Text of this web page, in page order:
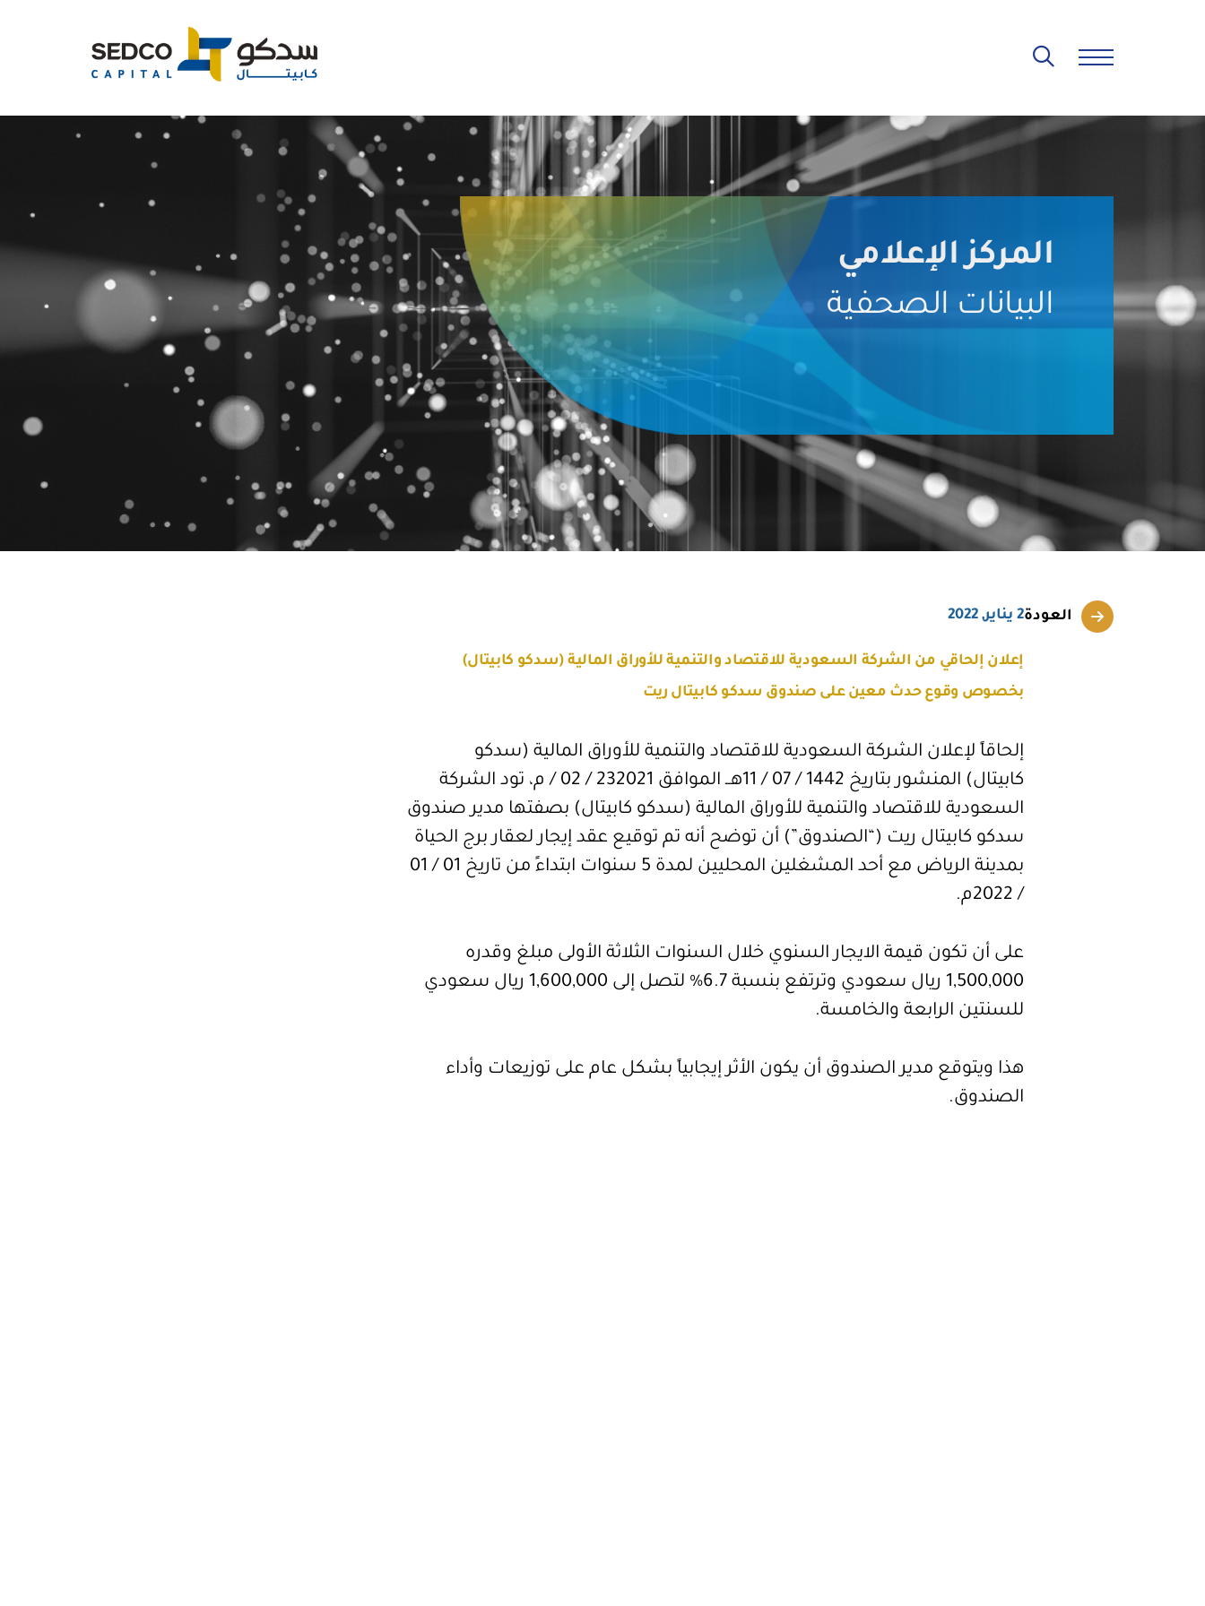
المركز الإعلامي
البيانات الصحفية
العودة2 يناير, 2022
إعلان إلحاقي من الشركة السعودية للاقتصاد والتنمية للأوراق المالية (سدكو كابيتال)
بخصوص وقوع حدث معين على صندوق سدكو كابيتال ريت
إلحاقاً لإعلان الشركة السعودية للاقتصاد والتنمية للأوراق المالية (سدكو
كابيتال) المنشور بتاريخ 1442 / 07 / 11هــ الموافق 232021 / 02 / م، تود الشركة
السعودية للاقتصاد والتنمية للأوراق المالية (سدكو كابيتال) بصفتها مدير صندوق
سدكو كابيتال ريت (“الصندوق”) أن توضح أنه تم توقيع عقد إيجار لعقار برج الحياة
بمدينة الرياض مع أحد المشغلين المحليين لمدة 5 سنوات ابتداءً من تاريخ 01 / 01
/ 2022م.
على أن تكون قيمة الايجار السنوي خلال السنوات الثلاثة الأولى مبلغ وقدره
1,500,000 ريال سعودي وترتفع بنسبة 6.7% لتصل إلى 1,600,000 ريال سعودي
للسنتين الرابعة والخامسة.
هذا ويتوقع مدير الصندوق أن يكون الأثر إيجابياً بشكل عام على توزيعات وأداء
الصندوق.